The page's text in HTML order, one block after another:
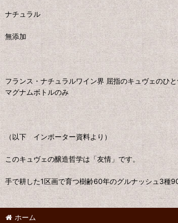
ナチュラル
無添加
フランス・ナチュラルワイン界 屈指のキュヴェのひと
マグナムボトルのみ
（以下 インポーター資料より）
このキュヴェの醸造哲学は「友情」です。
手で耕した1区画で育つ樹齢60年のグルナッシュ3種
ホーム